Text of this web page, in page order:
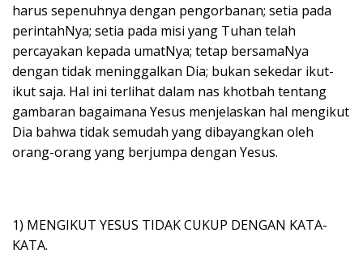
harus sepenuhnya dengan pengorbanan; setia pada
perintahNya; setia pada misi yang Tuhan telah
percayakan kepada umatNya; tetap bersamaNya
dengan tidak meninggalkan Dia; bukan sekedar ikut-
ikut saja. Hal ini terlihat dalam nas khotbah tentang
gambaran bagaimana Yesus menjelaskan hal mengikut
Dia bahwa tidak semudah yang dibayangkan oleh
orang-orang yang berjumpa dengan Yesus.
1) MENGIKUT YESUS TIDAK CUKUP DENGAN KATA-
KATA.